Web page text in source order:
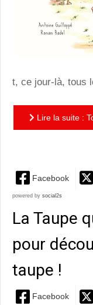
t, ce jour-là, tous
Lire la suite :
Facebook
powered by social2s
La Taupe
pour
taupe !
Facebook